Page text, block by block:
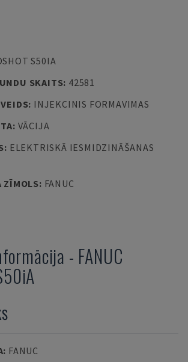
S50IA
SKAITS: 42581
: INJEKCINIS FORMAVIMAS
: VĀCIJA
: ELEKTRISKĀ IESMIDZINĀŠANAS
ZĪMOLS: FANUC
- FANUC
: FANUC